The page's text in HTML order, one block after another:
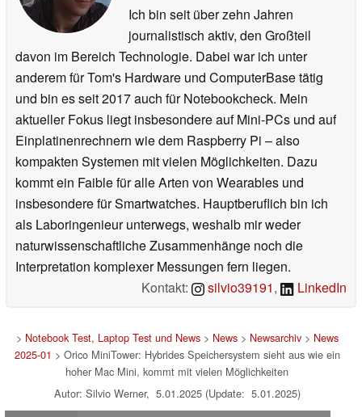
Ich bin seit über zehn Jahren
journalistisch aktiv, den Großteil
davon im Bereich Technologie. Dabei war ich unter
anderem für Tom's Hardware und ComputerBase tätig
und bin es seit 2017 auch für Notebookcheck. Mein
aktueller Fokus liegt insbesondere auf Mini-PCs und auf
Einplatinenrechnern wie dem Raspberry Pi – also
kompakten Systemen mit vielen Möglichkeiten. Dazu
kommt ein Faible für alle Arten von Wearables und
insbesondere für Smartwatches. Hauptberuflich bin ich
als Laboringenieur unterwegs, weshalb mir weder
naturwissenschaftliche Zusammenhänge noch die
Interpretation komplexer Messungen fern liegen.
Kontakt:
silvio39191, LinkedIn
> Notebook Test, Laptop Test und News> News> Newsarchiv> News
2025-01 > Orico MiniTower: Hybrides Speichersystem sieht aus wie ein
hoher Mac Mini, kommt mit vielen Möglichkeiten
Autor: Silvio Werner, 5.01.2025 (Update: 5.01.2025)